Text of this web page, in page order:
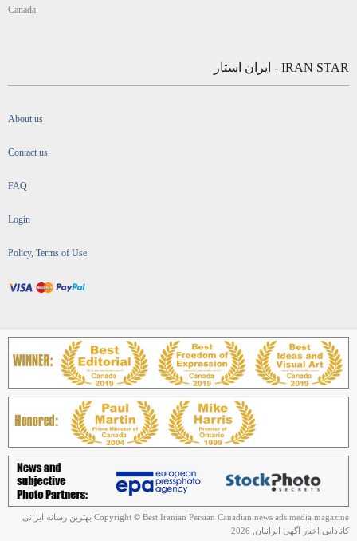
Canada
IRAN STAR - ایران استار
About us
Contact us
FAQ
Login
Policy, Terms of Use
Copyright © Best Iranian Persian Canadian news ads media magazine بهترین رسانه ایرانی
کانادایی اخبار آگهی ایرانیان, 2026